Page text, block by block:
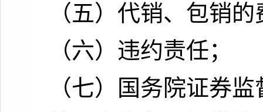
（五）代销、包销
（六）违约责任；
（七）国务院证券